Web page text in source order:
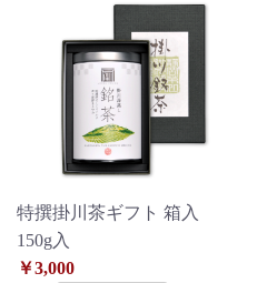
特撰掛川茶ギフト 箱入
150g入
￥3,000